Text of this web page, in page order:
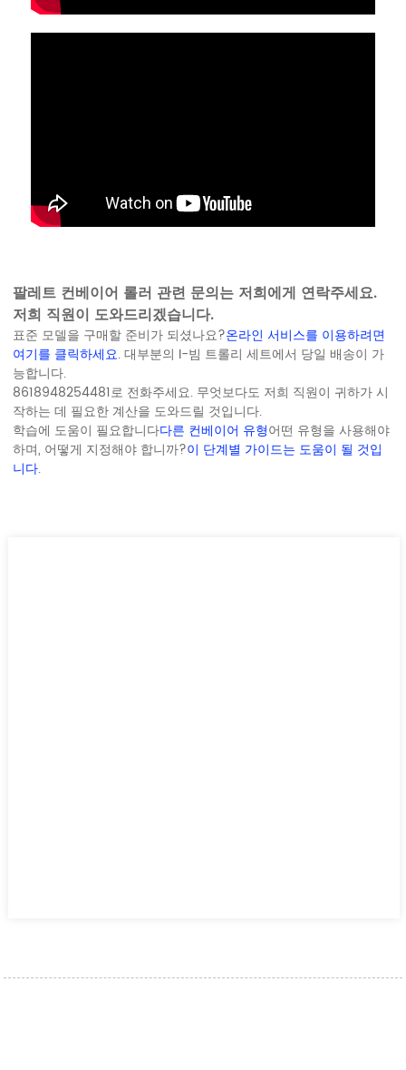
팔레트 컨베이어 롤러 관련 문의는 저희에게 연락주세요.
저희 직원이 도와드리겠습니다.
표준 모델을 구매할 준비가 되셨나요?온라인 서비스를 이용하려면
여기를 클릭하세요. 대부분의 I-빔 트롤리 세트에서 당일 배송이 가
능합니다.
8618948254481로 전화주세요. 무엇보다도 저희 직원이 귀하가 시
작하는 데 필요한 계산을 도와드릴 것입니다.
학습에 도움이 필요합니다다른 컨베이어 유형어떤 유형을 사용해야
하며, 어떻게 지정해야 합니까?이 단계별 가이드는 도움이 될 것입
니다.